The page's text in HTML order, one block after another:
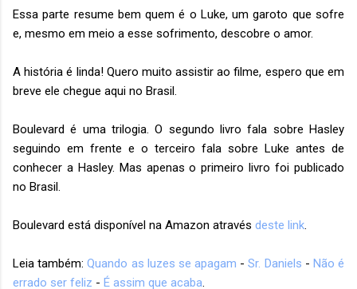
Essa parte resume bem quem é o Luke, um garoto que sofre
e, mesmo em meio a esse sofrimento, descobre o amor.
A história é linda! Quero muito assistir ao filme, espero que em
breve ele chegue aqui no Brasil.
Boulevard é uma trilogia. O segundo livro fala sobre Hasley
seguindo em frente e o terceiro fala sobre Luke antes de
conhecer a Hasley. Mas apenas o primeiro livro foi publicado
no Brasil.
Boulevard está disponível na Amazon através deste link
Leia também:Quando as luzes se apagam -Sr. Daniels - Não é
errado ser feliz - É assim que acaba